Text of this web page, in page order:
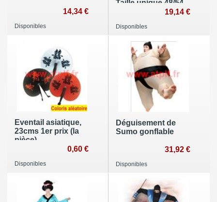
14,34 €
Disponibles
Taille unique 48/54
19,14 €
Disponibles
Eventail asiatique,
23cms 1er prix (la
pièce)
0,60 €
Disponibles
Déguisement de
Sumo gonflable
31,92 €
Disponibles